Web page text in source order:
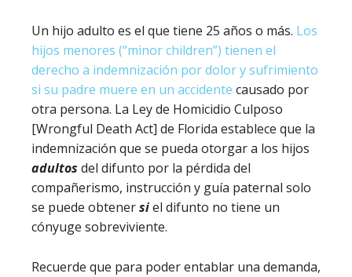
Un hijo adulto es el que tiene 25 años o más. Los
hijos menores (“minor children”) tienen el
derecho a indemnización por dolor y sufrimiento
si su padre muere en un accidente causado por
otra persona. La Ley de Homicidio Culposo
[Wrongful Death Act] de Florida establece que la
indemnización que se pueda otorgar a los hijos
adultos del difunto por la pérdida del
compañerismo, instrucción y guía paternal solo
se puede obtenersiel difunto no tiene un
cónyuge sobreviviente.
Recuerde que para poder entablar una demanda,